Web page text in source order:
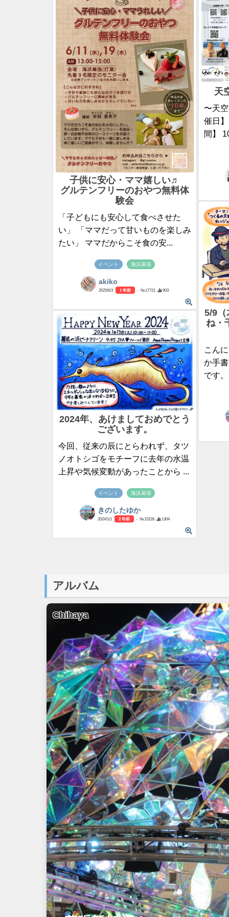
子供に安心・ママ嬉しい♬
グルテンフリーのおやつ無料体
験会
「子どもにも安心して食べさせた
い」 「ママだって甘いものを楽しみ
たい」 ママだからこそ食の安...
イベント 海浜幕張
akiko
2025/6/3 1 年前 - №17721 903
天
〜天
催日
間】
5/9（
ね・
こん
か手
です
2024年、あけましておめでとう
ございます。
今回、従来の辰にとらわれず、タツ
ノオトシゴをモチーフに去年の水温
上昇や気候変動があったことから ...
イベント 海浜幕張
きのしたゆか
2024/1/1 2 年前 - №15228 1304
アルバム
Chihaya